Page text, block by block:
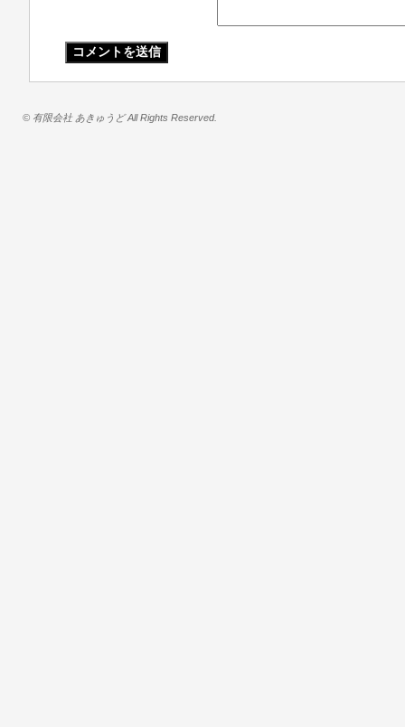
© 有限会社 あきゅうど All Rights Reserved.